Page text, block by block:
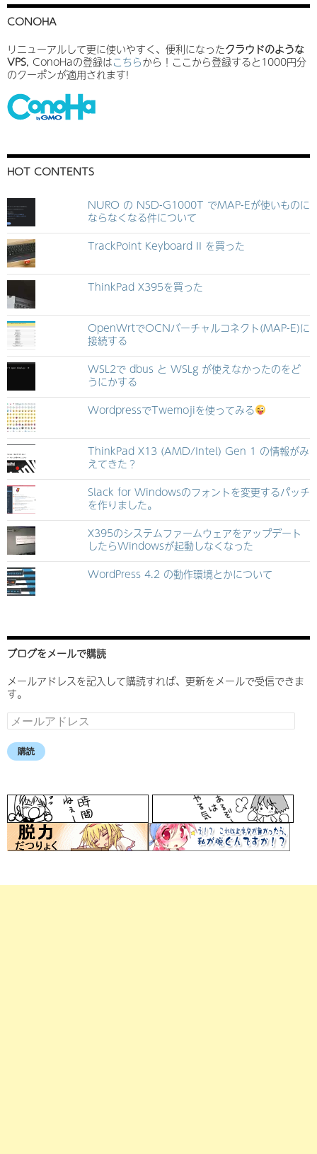
CONOHA
リニューアルして更に使いやすく、便利になったクラウドのような
VPS, ConoHaの登録はこちらから！ここから登録すると1000円分
のクーポンが適用されます!
HOT CONTENTS
NURO の NSD-G1000T でMAP-Eが使いものに
ならなくなる件について
TrackPoint Keyboard II を買った
ThinkPad X395を買った
OpenWrtでOCNバーチャルコネクト(MAP-E)に
接続する
WSL2で dbus と WSLg が使えなかったのをど
うにかする
WordpressでTwemojiを使ってみる
ThinkPad X13 (AMD/Intel) Gen 1 の情報がみ
えてきた？
Slack for Windowsのフォントを変更するパッチ
を作りました。
X395のシステムファームウェアをアップデート
したらWindowsが起動しなくなった
WordPress 4.2 の動作環境とかについて
ブログをメールで購読
メールアドレスを記入して購読すれば、更新をメールで受信できま
す。
メ
ー
ル
ア
ス
購読